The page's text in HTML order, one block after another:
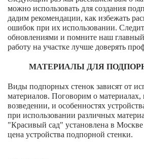
можно использовать для создания
дадим рекомендации, как избежать
ошибок при их использовании.
обновлениями и помните наш
работу на участке лучше доверять
МАТЕРИАЛЫ ДЛЯ
Виды подпорных стенок зависят от
материалов. Поговорим о
возведении, и особенностях
при использовании различных
"Красивый сад" установлена в
цена устройства подпорной стенки.